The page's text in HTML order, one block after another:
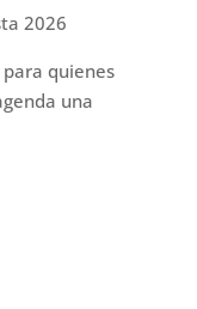
2026
para quienes
una